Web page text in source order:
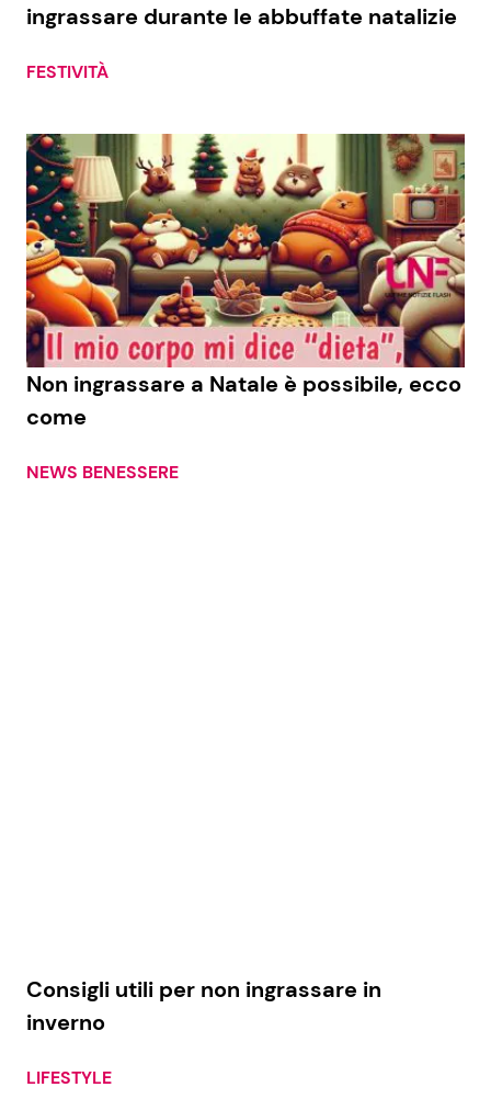
Privacy Policy
ingrassare durante le abbuffate natalizie
FESTIVITÀ
Non ingrassare a Natale è possibile, ecco
come
NEWS BENESSERE
Consigli utili per non ingrassare in
inverno
LIFESTYLE